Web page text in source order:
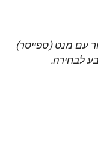
עם מנט (ספייסר)
לבחירה.